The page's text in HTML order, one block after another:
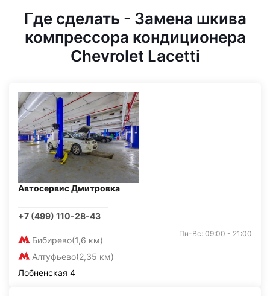
Где сделать - Замена шкива
компрессора кондиционера
Chevrolet Lacetti
Автосервис Дмитровка
+7 (499) 110-28-43
Бибирево(1,6 км)
Алтуфьево(2,35 км)
Пн-Вс: 09:00 - 21:00
Лобненская 4